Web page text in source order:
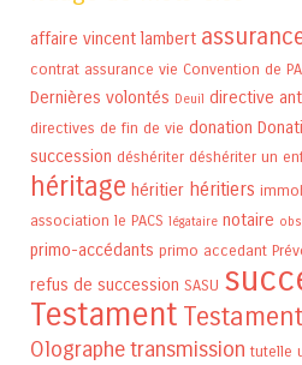
affaire vincent lambert
contrat assurance vie Convention de
Dernières volontés Deuil directive
directives de fin de vie donation
succession déshériter déshériter un
héritage héritier héritiers
association le PACS légataire notaire
primo-accédants primo accedant
refus de succession SASU
Testament
Olographetransmission tutelle